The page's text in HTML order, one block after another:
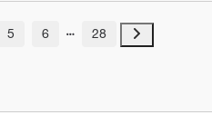
5 6 28